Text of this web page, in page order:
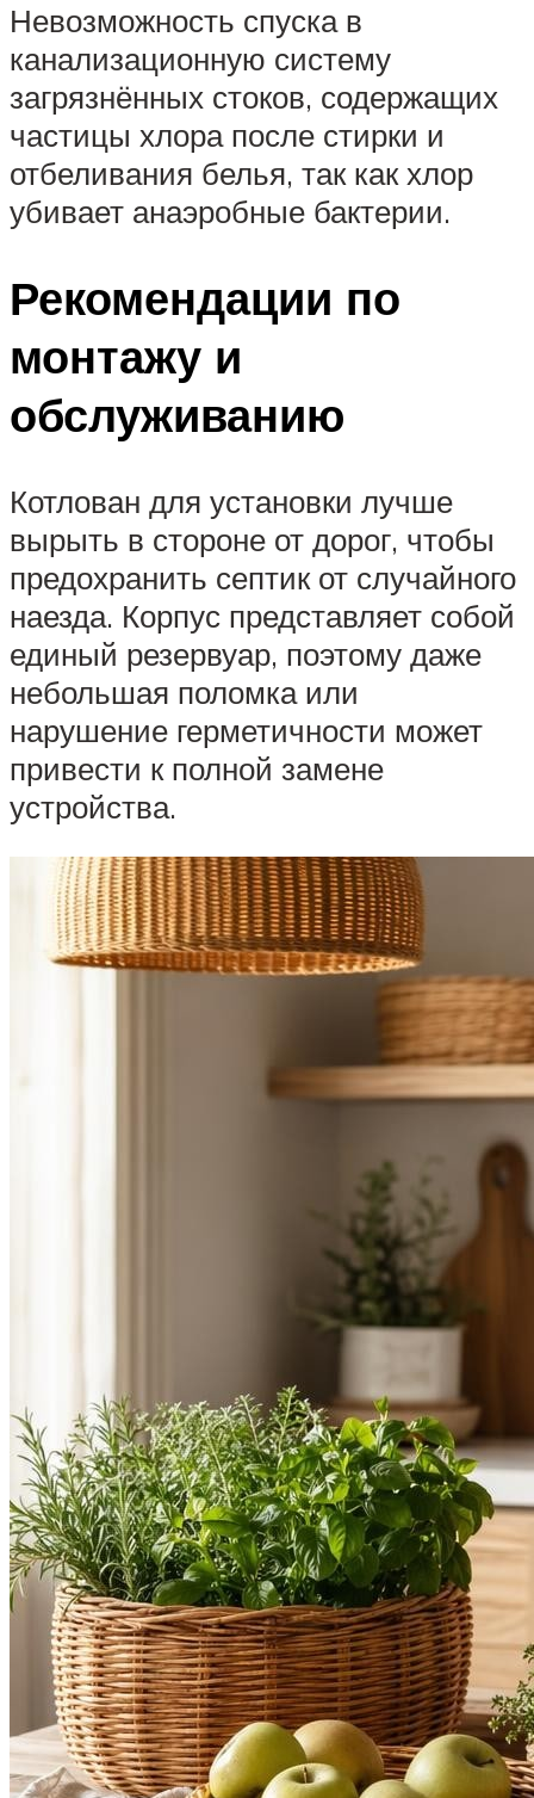
Невозможность спуска в
канализационную систему
загрязнённых стоков, содержащих
частицы хлора после стирки и
отбеливания белья, так как хлор
убивает анаэробные бактерии.
Рекомендации по
монтажу и
обслуживанию
Котлован для установки лучше
вырыть в стороне от дорог, чтобы
предохранить септик от случайного
наезда. Корпус представляет собой
единый резервуар, поэтому даже
небольшая поломка или
нарушение герметичности может
привести к полной замене
устройства.